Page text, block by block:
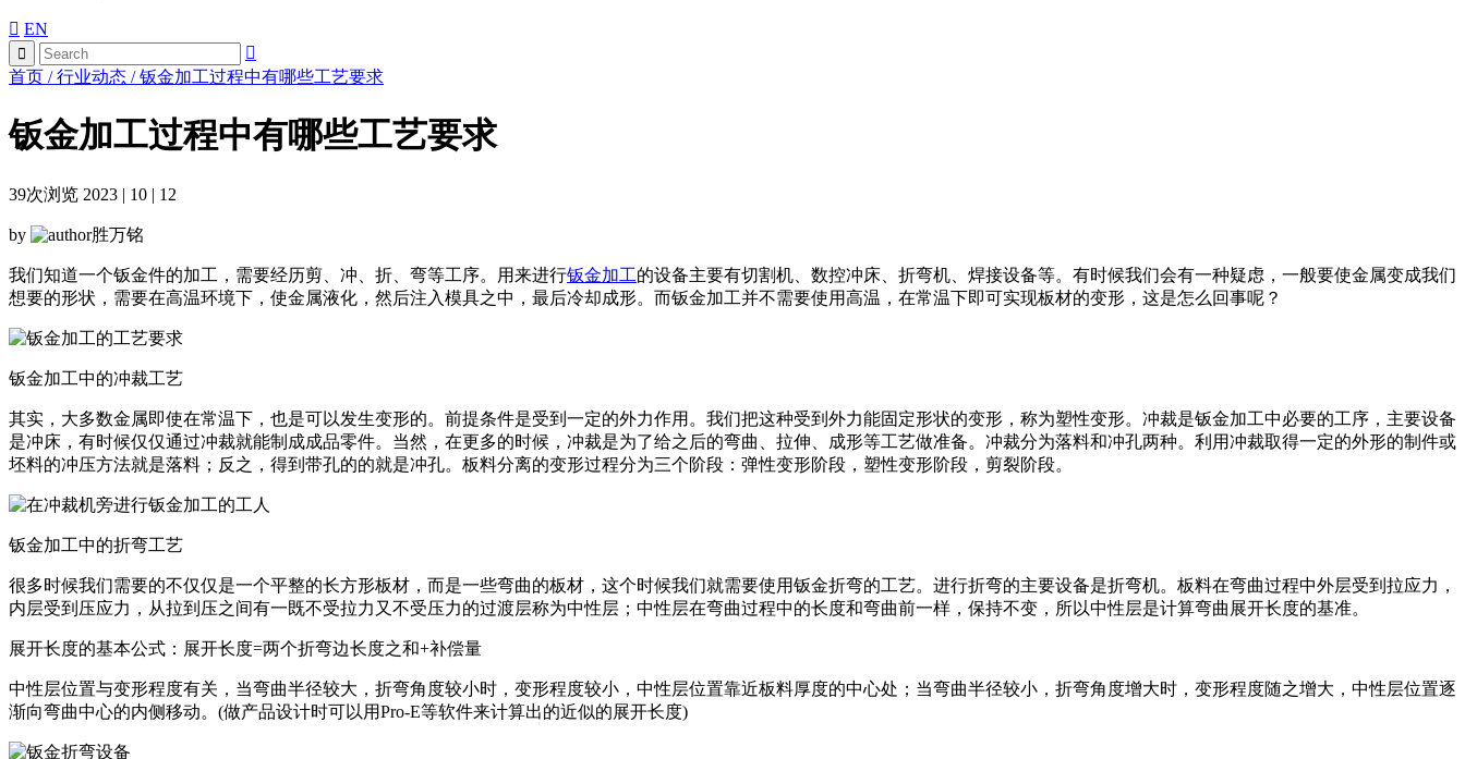
EN
首页 /行业动态 /钣金加工过程中有哪些工艺要求
钣金加工过程中有哪些工艺要求
39次浏览 2023 | 10 | 12
by 胜万铭
我们知道一个钣金件的加工，需要经历剪、冲、折、弯等工序。用来进行钣金加工的设备主要有切割机、数控冲床、折弯机、焊接设备等。有时候我们会有一种疑虑，一般要使金属变成我们
想要的形状，需要在高温环境下，使金属液化，然后注入模具之中，最后冷却成形。而钣金加工并不需要使用高温，在常温下即可实现板材的变形，这是怎么回事呢？
钣金加工中的冲裁工艺
其实，大多数金属即使在常温下，也是可以发生变形的。前提条件是受到一定的外力作用。我们把这种受到外力能固定形状的变形，称为塑性变形。冲裁是钣金加工中必要的工序，主要设备
是冲床，有时候仅仅通过冲裁就能制成成品零件。当然，在更多的时候，冲裁是为了给之后的弯曲、拉伸、成形等工艺做准备。冲裁分为落料和冲孔两种。利用冲裁取得一定的外形的制件或
坯料的冲压方法就是落料；反之，得到带孔的的就是冲孔。板料分离的变形过程分为三个阶段：弹性变形阶段，塑性变形阶段，剪裂阶段。
钣金加工中的折弯工艺
很多时候我们需要的不仅仅是一个平整的长方形板材，而是一些弯曲的板材，这个时候我们就需要使用钣金折弯的工艺。进行折弯的主要设备是折弯机。板料在弯曲过程中外层受到拉应力，
内层受到压应力，从拉到压之间有一既不受拉力又不受压力的过渡层称为中性层；中性层在弯曲过程中的长度和弯曲前一样，保持不变，所以中性层是计算弯曲展开长度的基准。
展开长度的基本公式：展开长度=两个折弯边长度之和+补偿量
中性层位置与变形程度有关，当弯曲半径较大，折弯角度较小时，变形程度较小，中性层位置靠近板料厚度的中心处；当弯曲半径较小，折弯角度增大时，变形程度随之增大，中性层位置逐
渐向弯曲中心的内侧移动。(做产品设计时可以用Pro-E等软件来计算出的近似的展开长度)